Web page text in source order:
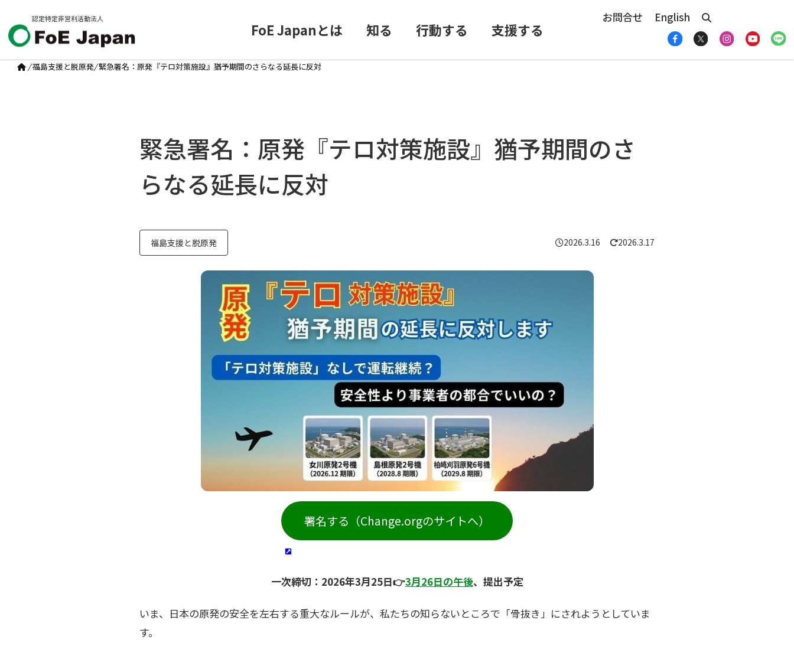
認定特定非営利活動法人
FoE Japanとは 知る 行動する 支援する
お問合せ English
/福島支援と脱原発/緊急署名：原発『テロ対策施設』猶予期間のさらなる延長に反対
緊急署名：原発『テロ対策施設』猶予期間のさ
らなる延長に反対
福島支援と脱原発 2026.3.16 2026.3.17
署名する（Change.orgのサイトへ）
一次締切：2026年3月25日👉3月26日の午後、提出予定
いま、日本の原発の安全を左右する重大なルールが、私たちの知らないところで「骨抜き」にされようとしていま
す。